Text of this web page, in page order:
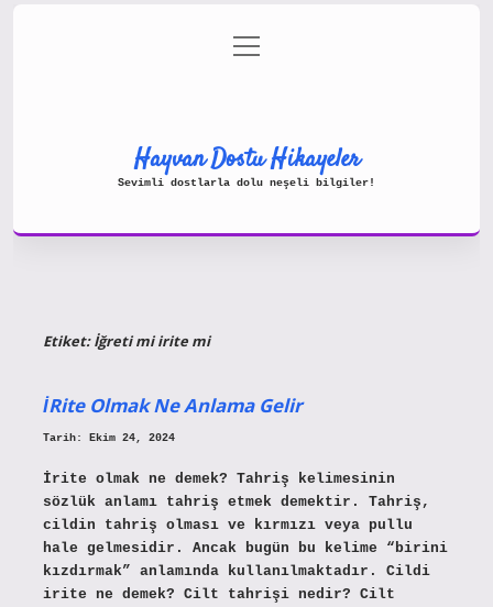
Gizlilik Politikası
menüyü
aç
Hayvan Dostu Hikayeler
Sevimli dostlarla dolu neşeli bilgiler!
Etiket:İğreti mi irite mi
İRite Olmak Ne Anlama Gelir
Tarih: Ekim 24, 2024
İrite olmak ne demek? Tahriş kelimesinin
sözlük anlamı tahriş etmek demektir. Tahriş,
cildin tahriş olması ve kırmızı veya pullu
hale gelmesidir. Ancak bugün bu kelime “birini
kızdırmak” anlamında kullanılmaktadır. Cildi
irite ne demek? Cilt tahrişi nedir? Cilt